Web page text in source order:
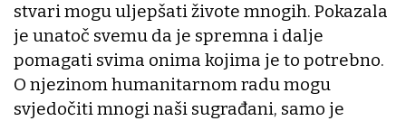
stvari mogu uljepšati živote mnogih. Pokazala
je unatoč svemu da je spremna i dalje
pomagati svima onima kojima je to potrebno.
O njezinom humanitarnom radu mogu
svjedočiti mnogi naši sugrađani, samo je